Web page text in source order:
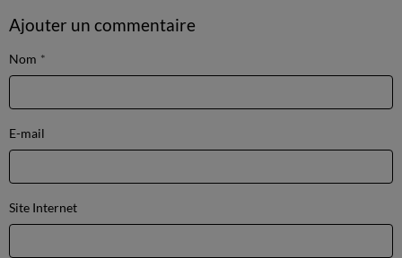
Ajouter un commentaire
Nom
E-mail
Site Internet